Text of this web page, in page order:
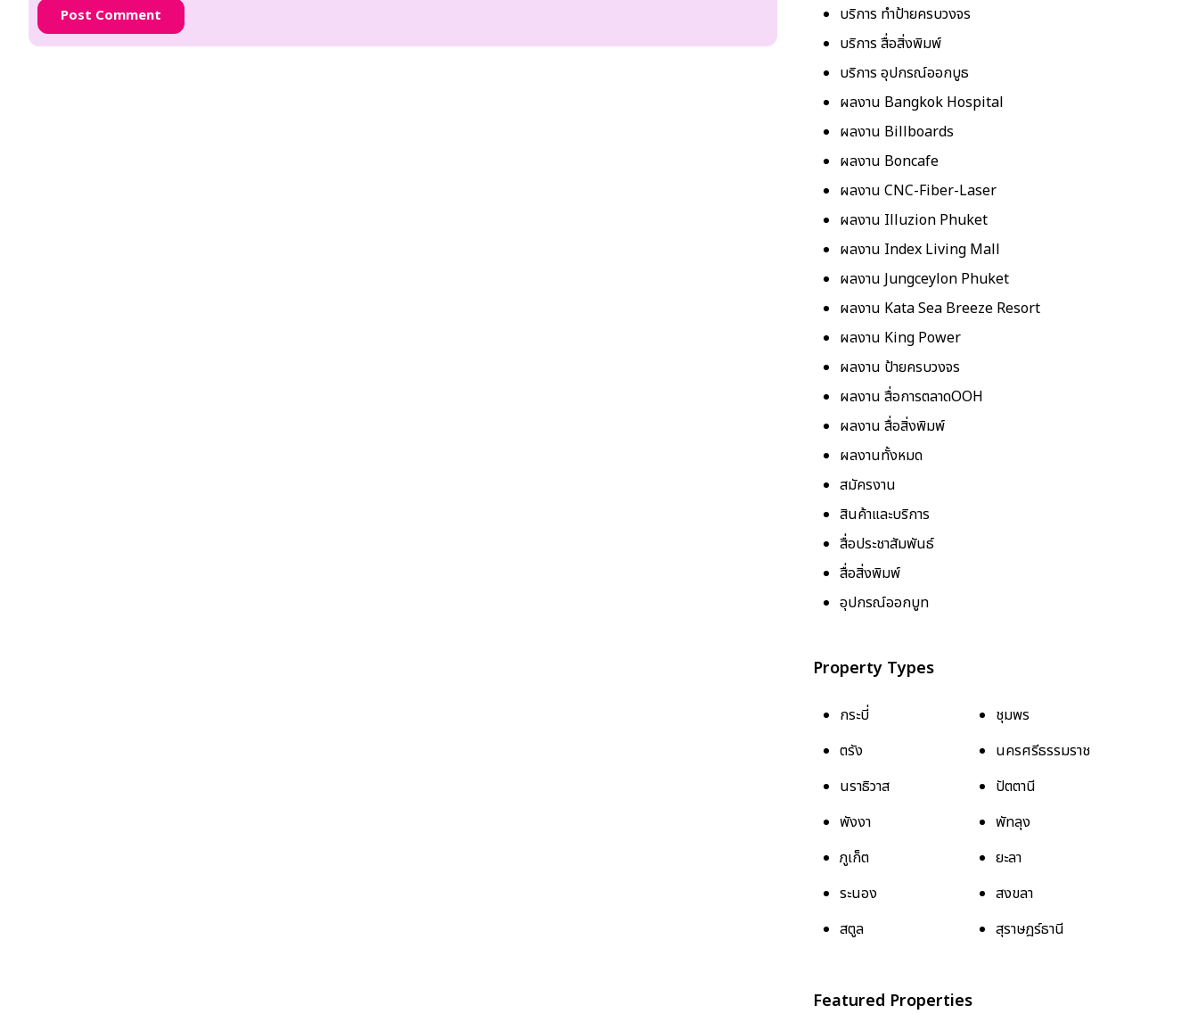
บริการ ทำป้ายครบวงจร
บริการ สื่อสิ่งพิมพ์
บริการ อุปกรณ์ออกบูธ
ผลงาน Bangkok Hospital
ผลงาน Billboards
ผลงาน Boncafe
ผลงาน CNC-Fiber-Laser
ผลงาน Illuzion Phuket
ผลงาน Index Living Mall
ผลงาน Jungceylon Phuket
ผลงาน Kata Sea Breeze Resort
ผลงาน King Power
ผลงาน ป้ายครบวงจร
ผลงาน สื่อการตลาดOOH
ผลงาน สื่อสิ่งพิมพ์
ผลงานทั้งหมด
สมัครงาน
สินค้าและบริการ
สื่อประชาสัมพันธ์
สื่อสิ่งพิมพ์
อุปกรณ์ออกบูท
Property Types
กระบี่
ชุมพร
ตรัง
นครศรีธรรมราช
นราธิวาส
ปัตตานี
พังงา
พัทลุง
ภูเก็ต
ยะลา
ระนอง
สงขลา
สตูล
สุราษฎร์ธานี
Featured Properties